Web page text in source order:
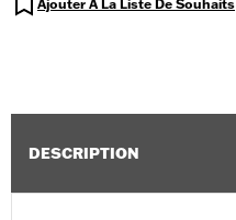
Ajouter À La Liste De Souhaits
DESCRIPTION